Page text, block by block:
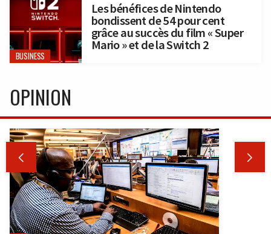
BUSINESS
Les bénéfices de Nintendo
bondissent de 54 pour cent
grâce au succès du film « Super
Mario » et de la Switch 2
OPINION
 